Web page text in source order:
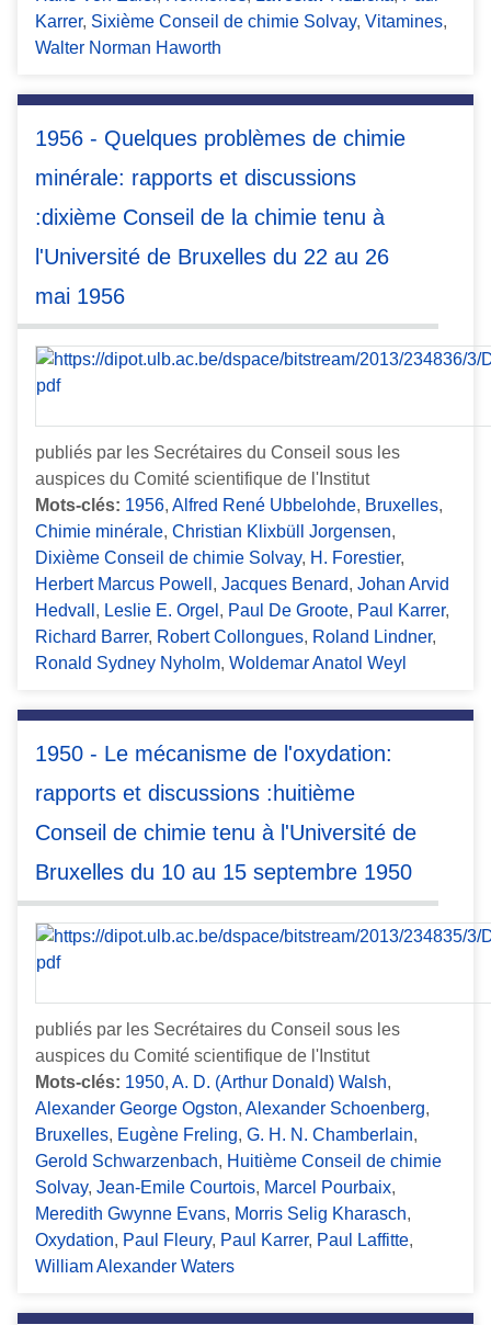
Karrer, Sixième Conseil de chimie Solvay, Vitamines,
Walter Norman Haworth
1956 - Quelques problèmes de chimie
minérale: rapports et discussions
:dixième Conseil de la chimie tenu à
l'Université de Bruxelles du 22 au 26
mai 1956
publiés par les Secrétaires du Conseil sous les
auspices du Comité scientifique de l'Institut
Mots-clés: 1956, Alfred René Ubbelohde, Bruxelles,
Chimie minérale, Christian Klixbüll Jorgensen,
Dixième Conseil de chimie Solvay, H. Forestier,
Herbert Marcus Powell , Jacques Benard, Johan Arvid
Hedvall , Leslie E. Orgel , Paul De Groote, Paul Karrer,
Richard Barrer, Robert Collongues, Roland Lindner,
Ronald Sydney Nyholm, Woldemar Anatol Weyl
1950 - Le mécanisme de l'oxydation:
rapports et discussions :huitième
Conseil de chimie tenu à l'Université de
Bruxelles du 10 au 15 septembre 1950
publiés par les Secrétaires du Conseil sous les
auspices du Comité scientifique de l'Institut
Mots-clés: 1950, A. D. (Arthur Donald) Walsh,
Alexander George Ogston, Alexander Schoenberg,
Bruxelles, Eugène Freling, G. H. N. Chamberlain,
Gerold Schwarzenbach, Huitième Conseil de chimie
Solvay, Jean-Emile Courtois, Marcel Pourbaix,
Meredith Gwynne Evans, Morris Selig Kharasch,
Oxydation, Paul Fleury, Paul Karrer, Paul Laffitte,
William Alexander Waters